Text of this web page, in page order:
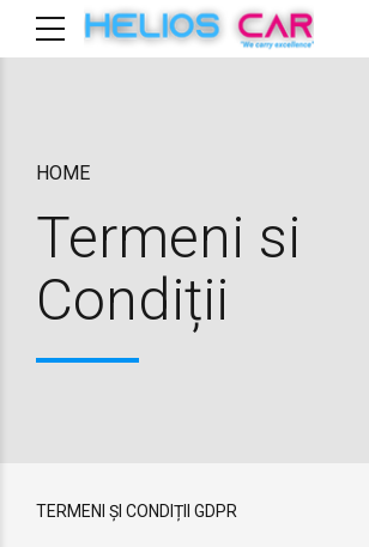
HOME
Termeni si
Condiții
TERMENI ȘI CONDIȚII GDPR